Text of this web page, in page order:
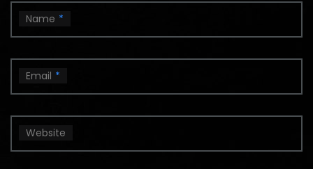
Name *
Email *
Website